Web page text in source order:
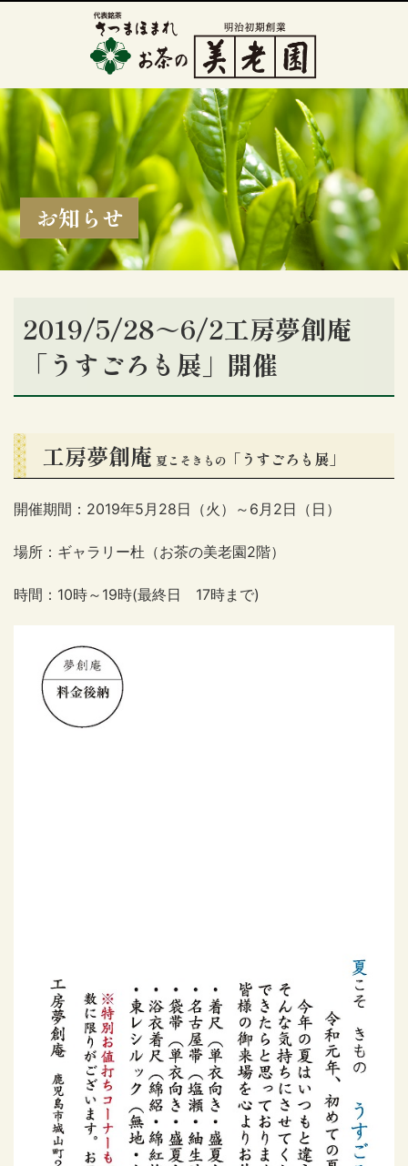
お知らせ
2019/5/28～6/2工房夢創庵
「うすごろも展」開催
工房夢創庵 夏こそきもの 「うすごろも展」
開催期間：2019年5月28日（火）～6月2日（日）
場所：ギャラリー杜（お茶の美老園2階）
時間：10時～19時(最終日 17時まで)